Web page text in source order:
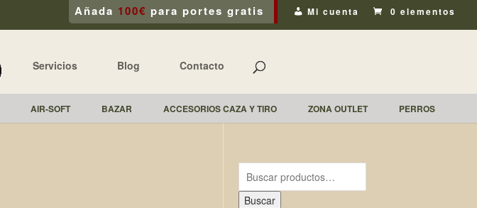
Añada 100€ para portes gratis Mi cuenta 0 elementos
Servicios Blog Contacto
AIR-SOFT BAZAR ACCESORIOS CAZA Y TIRO ZONA OUTLET PERROS
Buscar